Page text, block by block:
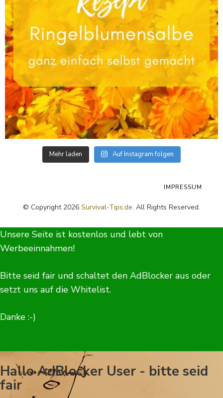
Mehr laden Auf Instagram folgen
© Copyright 2026 Survival-Tips.de. All Rights Reserved.
IMPRESSUM
Unsere Seite ist kostenlos und lebt von
Werbeeinnahmen!
Bitte seid fair und schaltet den AdBlocker aus oder
setzt uns auf die Whitelist.
Danke :-)
Hallo AdBlocker User - bitte seid
fair